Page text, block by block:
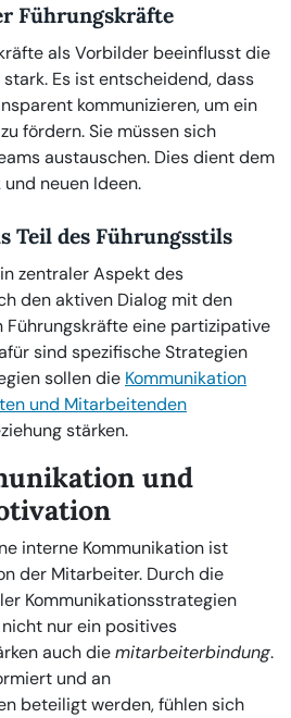
Führungskräfte
als Vorbilder beeinflusst die
Es ist entscheidend, dass
kommunizieren, um ein
fördern. Sie müssen sich
austauschen. Dies dient dem
neuen Ideen.
Teil des Führungsstils
zentraler Aspekt des
den aktiven Dialog mit den
eine partizipative
sind spezifische Strategien
sollen die Kommunikation
und Mitarbeitenden
stärken.
und
interne Kommunikation ist
der Mitarbeiter. Durch die
Kommunikationsstrategien
nur ein positives
auch diemitarbeiterbindung.
und an
beteiligt werden, fühlen sich